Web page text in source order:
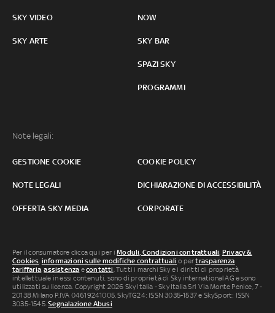
SKY VIDEO
SKY ARTE
NOW
SKY BAR
SPAZI SKY
PROGRAMMI
Note legali:
GESTIONE COOKIE COOKIE POLICY
NOTE LEGALI DICHIARAZIONE DI ACCESSIBILITÀ
OFFERTA SKY MEDIA CORPORATE
Per il consumatore clicca qui per iModuli, Condizioni contrattuali, Privacy &
Cookies, informazioni sulle modifiche contrattuali o pertrasparenza
tariffaria,assistenza econtatti. Tutti i marchi Sky e i diritti di proprietà
intellettuale in essi contenuti, sono di proprietà di Sky international AG e sono
utilizzati su licenza. Copyright 2026 Sky Italia - Sky Italia Srl Via Monte Penice, 7 -
20138 Milano P.IVA 04619241005. SkyTG24: ISSN 3035-1537 e SkySport: ISSN
3035-1545.Segnalazione Abusi